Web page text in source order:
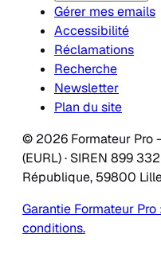
Gérer mes emails
Accessibilité
Réclamations
Recherche
Newsletter
Plan du site
© 2026 Formateur Pro
(EURL) · SIREN 899
République, 59800
Garantie Formateur
conditions.